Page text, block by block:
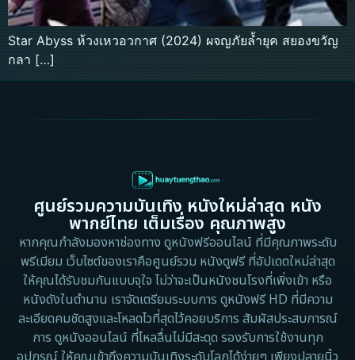
Star Abyss ห้วงเหวอวกาศ (2024) ผจญภัยล้ำยุค สยองขวัญ
กลา […]
ศูนย์รวมความบันเทิง หนังใหม่ล่าสุด หนัง
พากย์ไทย เต็มเรื่อง คุณภาพสูง
หากคุณกำลังมองหาช่องทาง ดูหนังฟรีออนไลน์ ที่มีคุณภาพระดับ
พรีเมียม เว็บไซต์ของเราคือศูนย์รวม หนังดูฟรี ที่อัปเดตใหม่ล่าสุด
ให้คุณได้รับชมกันแบบจุใจ ไม่ว่าจะเป็นหนังชนโรงที่เพิ่งเข้า หรือ
หนังดังในตำนาน เราจัดเตรียมระบบการ ดูหนังฟรี HD ที่มีความ
ละเอียดคมชัดสูงและโหลดไวที่สุดไว้คอยบริการ สัมผัสประสบการณ์
การ ดูหนังออนไลน์ ที่ไหลลื่นไม่มีสะดุด รองรับการใช้งานทุก